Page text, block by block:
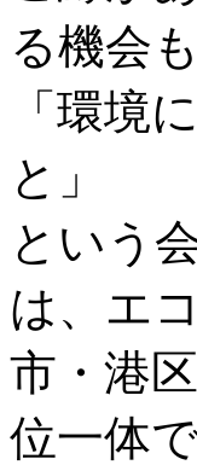
る機会
「環境
と」
という
は、エ
市・港
位一体